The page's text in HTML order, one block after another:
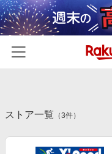
カテゴリー一覧
百貨店・総合ECモール
ストア一覧 （3件）